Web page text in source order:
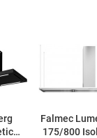
Falmec
175/800